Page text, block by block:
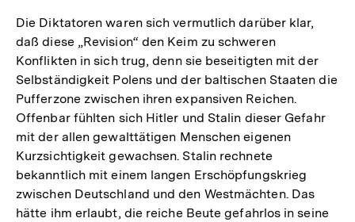
der
Fußnote
Die Diktatoren waren sich vermutlich darüber klar,
daß diese „Revision“ den Keim zu schweren
Konflikten in sich trug, denn sie beseitigten mit der
Selbständigkeit Polens und der baltischen Staaten die
Pufferzone zwischen ihren expansiven Reichen.
Offenbar fühlten sich Hitler und Stalin dieser Gefahr
mit der allen gewalttätigen Menschen eigenen
Kurzsichtigkeit gewachsen. Stalin rechnete
bekanntlich mit einem langen Erschöpfungskrieg
zwischen Deutschland und den Westmächten. Das
hätte ihm erlaubt, die reiche Beute gefahrlos in seine